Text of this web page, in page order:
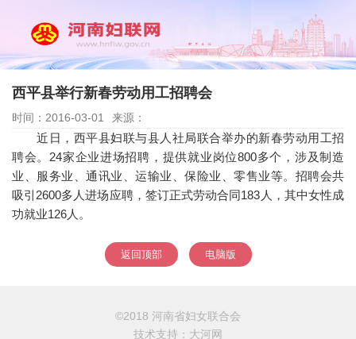
西平县举行新春劳动用工招聘会
时间：2016-03-01 来源：
近日，西平县妇联与县人社局联合举办的新春劳动用工招
聘会。24家企业进场招聘，提供就业岗位800多个，涉及制造
业、服务业、通讯业、运输业、保险业、零售业等。招聘会共
吸引2600多人进场应聘，签订正式劳动合同183人，其中女性成
功就业126人。
返回顶部 电脑版
©2018 河南省妇女联合会
技术支持： 大河网